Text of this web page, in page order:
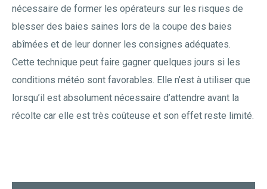
nécessaire de former les opérateurs sur les risques de
blesser des baies saines lors de la coupe des baies
abîmées et de leur donner les consignes adéquates.
Cette technique peut faire gagner quelques jours si les
conditions météo sont favorables. Elle n’est à utiliser que
lorsqu’il est absolument nécessaire d’attendre avant la
récolte car elle est très coûteuse et son effet reste limité.